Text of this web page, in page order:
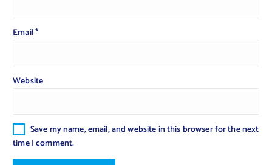
Email*
Website
Save my name, email, and website in this browser for the next
time I comment.